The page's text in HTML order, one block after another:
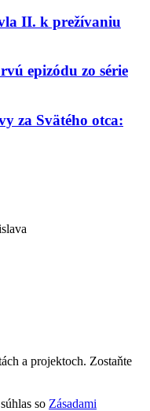
II. k prežívaniu
epizódu zo série
za Svätého otca:
a projektoch. Zostaňte
so Zásadami